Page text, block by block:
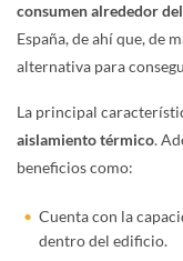
consumen alrededor
España, de ahí que, de
alternativa para
La principal
aislamiento térmico.
beneficios como:
Cuenta con la
dentro del edificio.